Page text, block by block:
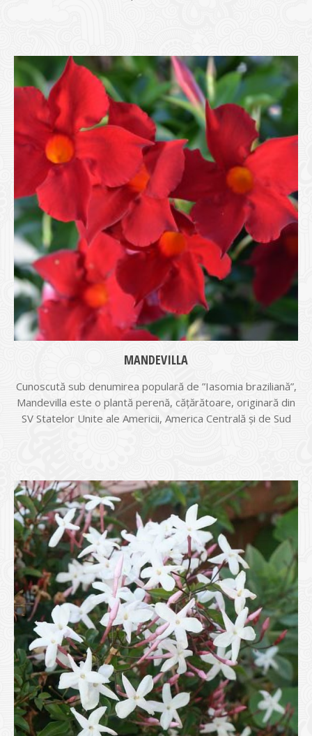
MANDEVILLA
Cunoscută sub denumirea populară de ”Iasomia braziliană”,
Mandevilla este o plantă perenă, căţărătoare, originară din
SV Statelor Unite ale Americii, America Centrală şi de Sud